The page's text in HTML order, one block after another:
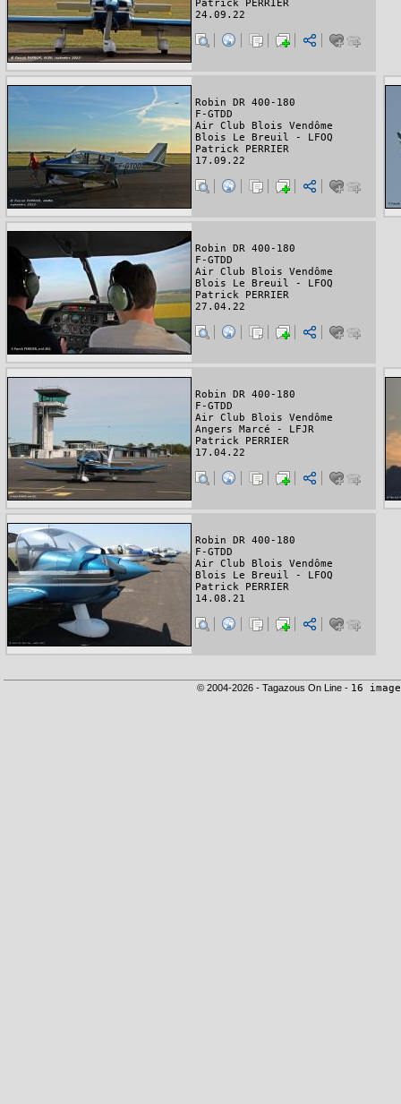
Patrick PERRIER
24.09.22
Robin DR 400-180
F-GTDD
Air Club Blois Vendôme
Blois Le Breuil - LFOQ
Patrick PERRIER
17.09.22
Robin DR 400-180
F-GTDD
Air Club Blois Vendôme
Blois Le Breuil - LFOQ
Patrick PERRIER
27.04.22
Robin DR 400-180
F-GTDD
Air Club Blois Vendôme
Angers Marcé - LFJR
Patrick PERRIER
17.04.22
Robin DR 400-180
F-GTDD
Air Club Blois Vendôme
Blois Le Breuil - LFOQ
Patrick PERRIER
14.08.21
© 2004-2026 - Tagazous On Line - 16